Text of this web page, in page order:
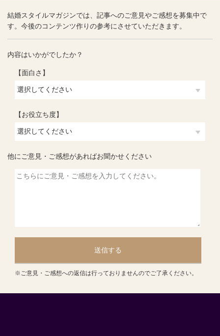
結婚スタイルマガジンでは、記事へのご意見やご感想を募集中で
す。今後のコンテンツ作りの参考にさせていただきます。
内容はいかがでしたか？
【面白さ】
【お役立ち度】
他にご意見・ご感想があればお聞かせください
送信する
※ご意見・ご感想への返信は行っておりませんのでご了承ください。